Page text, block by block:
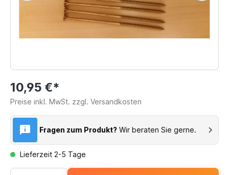
10,95 €*
Preise inkl. MwSt. zzgl. Versandkosten
Fragen zum Produkt? Wir beraten Sie gerne.
Lieferzeit 2-5 Tage